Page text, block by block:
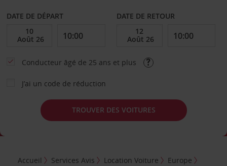
DATE DE DÉPART DATE DE RETOUR
Conducteur âgé de 25 ans et plus
J’ai un code de réduction
TROUVER DES VOITURES
Accueil Services Avis Location Voiture
Europe